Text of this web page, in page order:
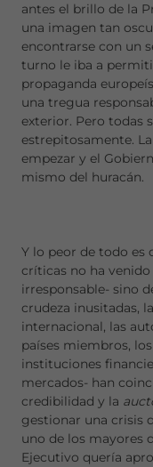
antes el brillo de la
una imagen tan
encontrarse con un
turno le iba a
propaganda
una tregua
exterior. Pero todas
estrepitosamente.
empezar y el
mismo del huracán.
Y lo peor de todo es
críticas no ha
irresponsable- sino
crudeza inusitadas,
internacional, las
países miembros,
instituciones
mercados- han
credibilidad y la
gestionar una crisis
uno de los mayores
Ejecutivo quería